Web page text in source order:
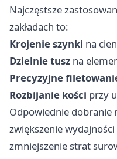
Najczęstsze
zakładach to:
Krojenie szynki na
Dzielnie tusz na
Precyzyjne
Rozbijanie kości przy
Odpowiednie dobranie
zwiększenie
zmniejszenie strat